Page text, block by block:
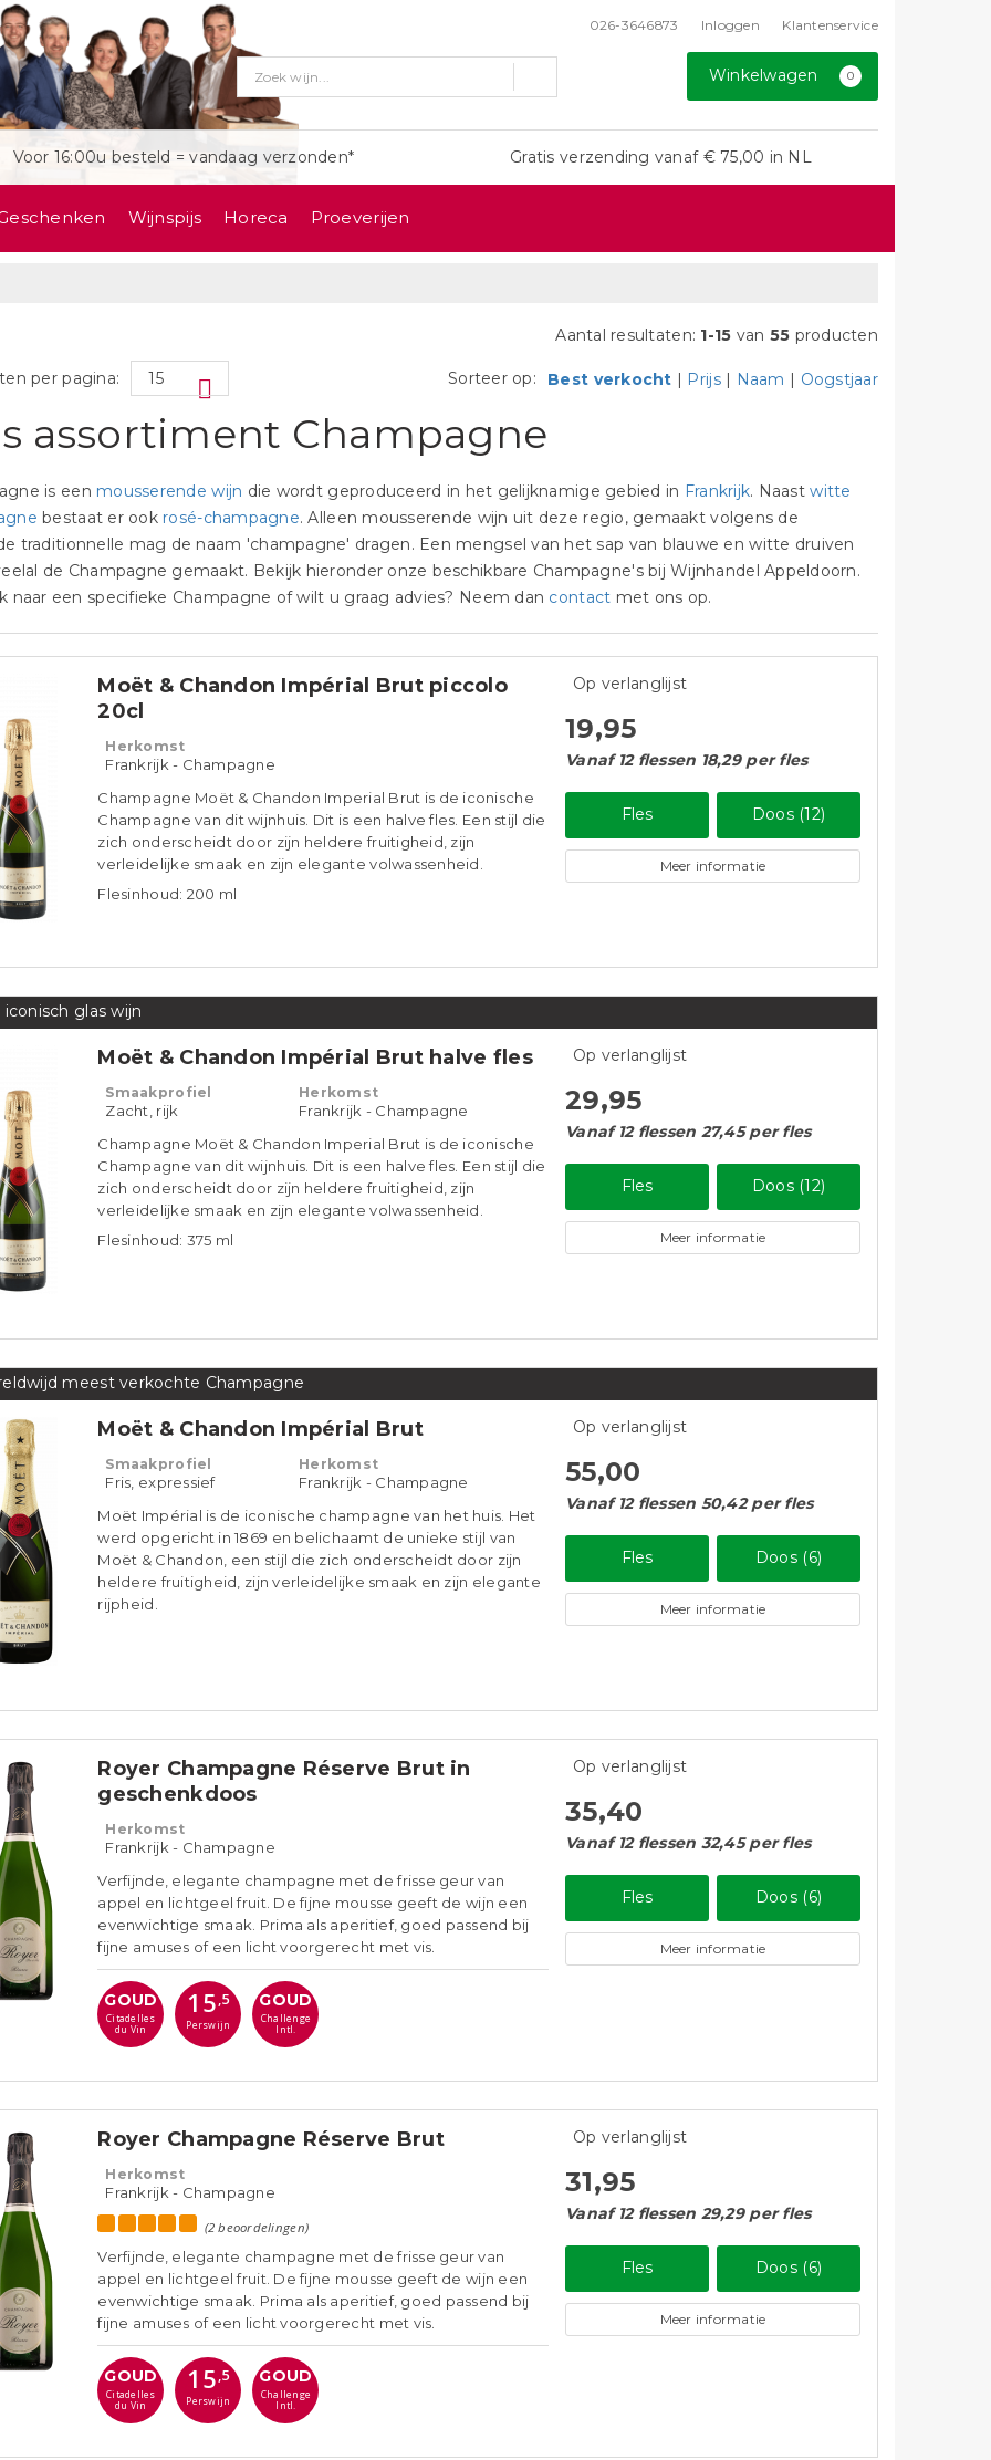
026-3646873 Inloggen Klantenservice
Winkelwagen 0
Voor 16:00u besteld = vandaag verzonden* Gratis verzending vanaf € 75,00 in NL
Wijnspijs Horeca Proeverijen
Aantal resultaten: 1-15 van 55 producten
per pagina: Sorteer op: Best verkocht | Prijs | Naam | Oogstjaar
assortiment Champagne
is een mousserende wijn die wordt geproduceerd in het gelijknamige gebied in Frankrijk. Naastwitte
bestaat er ook rosé-champagne. Alleen mousserende wijn uit deze regio, gemaakt volgens de
traditionnelle mag de naam 'champagne' dragen. Een mengsel van het sap van blauwe en witte druiven
de Champagne gemaakt. Bekijk hieronder onze beschikbare Champagne's bij Wijnhandel Appeldoorn.
naar een specifieke Champagne of wilt u graag advies? Neem dan contact met ons op.
Moët & Chandon Impérial Brut piccolo
20cl
Herkomst
Frankrijk - Champagne
Champagne Moët & Chandon Imperial Brut is de iconische
Champagne van dit wijnhuis. Dit is een halve fles. Een stijl die
zich onderscheidt door zijn heldere fruitigheid, zijn
verleidelijke smaak en zijn elegante volwassenheid.
Flesinhoud: 200 ml
Op verlanglijst
19,95
Vanaf 12 flessen 18,29 per fles
Fles Doos (12)
Meer informatie
iconisch glas wijn
Moët & Chandon Impérial Brut halve fles
Smaakprofiel
Zacht, rijk
Herkomst
Frankrijk - Champagne
Champagne Moët & Chandon Imperial Brut is de iconische
Champagne van dit wijnhuis. Dit is een halve fles. Een stijl die
zich onderscheidt door zijn heldere fruitigheid, zijn
verleidelijke smaak en zijn elegante volwassenheid.
Flesinhoud: 375 ml
Op verlanglijst
29,95
Vanaf 12 flessen 27,45 per fles
Fles Doos (12)
Meer informatie
meest verkochte Champagne
Moët & Chandon Impérial Brut
Smaakprofiel
Fris, expressief
Herkomst
Frankrijk - Champagne
Moët Impérial is de iconische champagne van het huis. Het
werd opgericht in 1869 en belichaamt de unieke stijl van
Moët & Chandon, een stijl die zich onderscheidt door zijn
heldere fruitigheid, zijn verleidelijke smaak en zijn elegante
rijpheid.
Op verlanglijst
55,00
Vanaf 12 flessen 50,42 per fles
Fles Doos (6)
Meer informatie
Royer Champagne Réserve Brut in
geschenkdoos
Herkomst
Frankrijk - Champagne
Verfijnde, elegante champagne met de frisse geur van
appel en lichtgeel fruit. De fijne mousse geeft de wijn een
evenwichtige smaak. Prima als aperitief, goed passend bij
fijne amuses of een licht voorgerecht met vis.
GOUD
Citadelles
du Vin
15,5
Perswijn
GOUD
Challenge
Intl.
Op verlanglijst
35,40
Vanaf 12 flessen 32,45 per fles
Fles Doos (6)
Meer informatie
Royer Champagne Réserve Brut
Herkomst
Frankrijk - Champagne
(2 beoordelingen)
Verfijnde, elegante champagne met de frisse geur van
appel en lichtgeel fruit. De fijne mousse geeft de wijn een
evenwichtige smaak. Prima als aperitief, goed passend bij
fijne amuses of een licht voorgerecht met vis.
GOUD
Citadelles
du Vin
15,5
Perswijn
GOUD
Challenge
Intl.
Op verlanglijst
31,95
Vanaf 12 flessen 29,29 per fles
Fles Doos (6)
Meer informatie